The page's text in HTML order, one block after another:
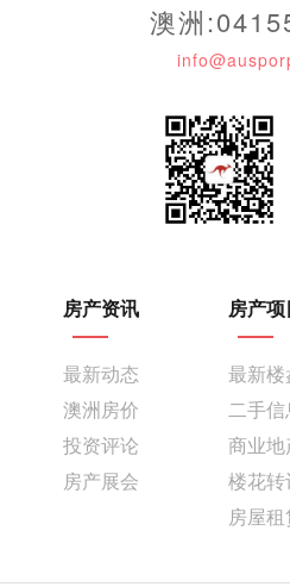
澳洲
房产资讯
最新动态
澳洲房价
投资评论
房产展会
房产项
最新楼
二手信
商业地
楼花转
房屋